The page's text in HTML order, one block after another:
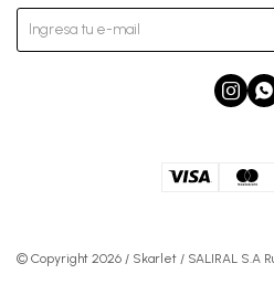
 
© Copyright 2026 / Skarlet / SALIRAL S.A